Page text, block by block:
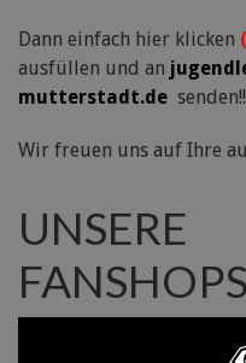
Dann einfach hier klicken
ausfüllen und an
mutterstadt.de
Wir freuen uns auf Ihre
UNSERE